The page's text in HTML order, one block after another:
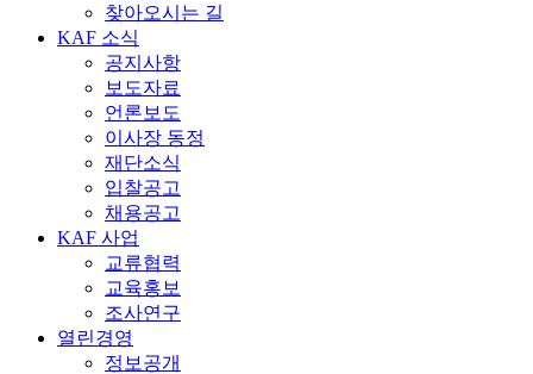
찾아오시는 길
KAF 소식
공지사항
보도자료
언론보도
이사장 동정
재단소식
입찰공고
채용공고
KAF 사업
교류협력
교육홍보
조사연구
열린경영
정보공개